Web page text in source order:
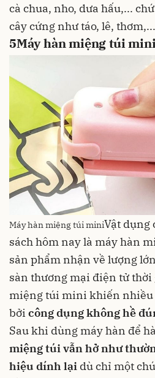
cà chua, nho, dưa hấu,...
cây cứng nhưtáo, lê, thơm
5Máy hàn miệng túi
Máy hàn miệng túi miniVật dụng
sách hôm nay là máy hàn
sản phẩm nhận về lượng
sàn thương mại điện tử
miệng túi mini khiến nhiều
bởi công dụng không hề
Sau khi dùng máy hàn để
miệng túi vẫn hở như
hiệu dính lại dù chỉ một